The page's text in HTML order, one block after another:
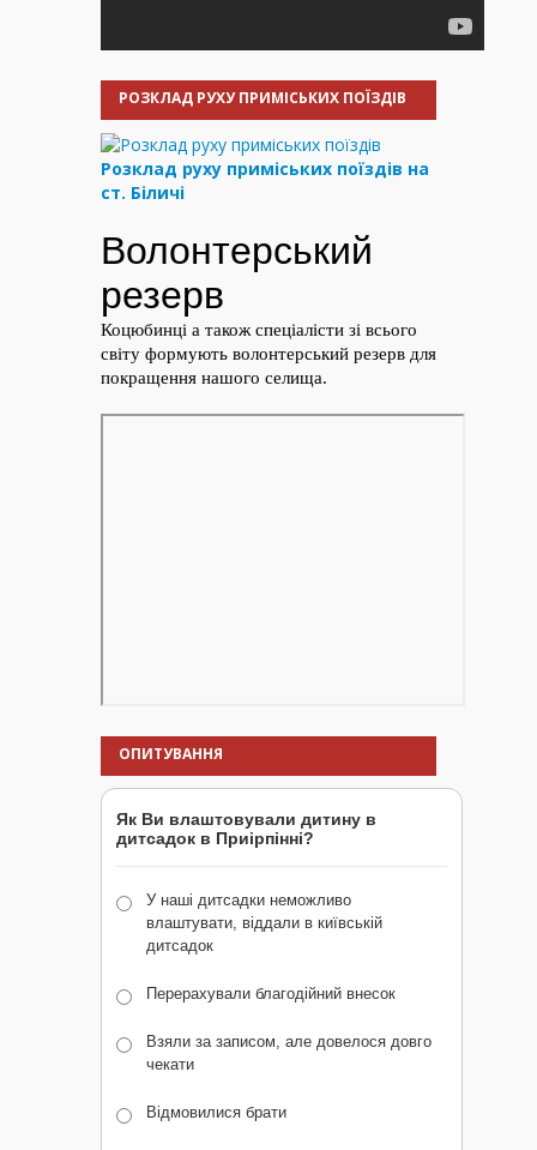
РОЗКЛАД РУХУ ПРИМІСЬКИХ ПОЇЗДІВ
Розклад руху приміських поїздів на
ст. Біличі
ОПИТУВАННЯ
Як Ви влаштовували дитину в
дитсадок в Приірпінні?
У наші дитсадки неможливо
влаштувати, віддали в київській
дитсадок
Перерахували благодійний внесок
Взяли за записом, але довелося довго
чекати
Відмовилися брати